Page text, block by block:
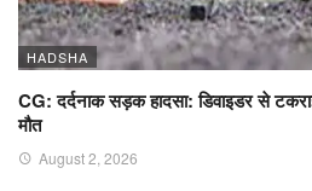
HADSHA
CG: दर्दनाक सड़क हादसा: डिवाइडर से
मौत
August 2, 2026